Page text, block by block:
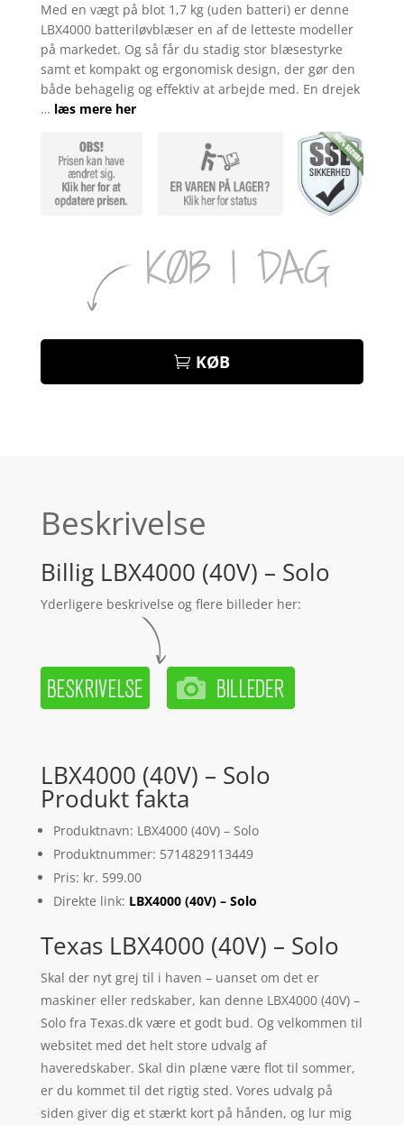
af 5
baseret på
kundebedøm
melser
Med en vægt på blot 1,7 kg (uden batteri) er denne
LBX4000 batteriløvblæser en af de letteste modeller
på markedet. Og så får du stadig stor blæsestyrke
samt et kompakt og ergonomisk design, der gør den
både behagelig og effektiv at arbejde med. En drejek
… læs mere her
KØB
Beskrivelse
Billig LBX4000 (40V) – Solo
Yderligere beskrivelse og flere billeder her:
LBX4000 (40V) – Solo
Produkt fakta
Produktnavn: LBX4000 (40V) – Solo
Produktnummer: 5714829113449
Pris: kr. 599.00
Direkte link: LBX4000 (40V) – Solo
Texas LBX4000 (40V) – Solo
Skal der nyt grej til i haven – uanset om det er
maskiner eller redskaber, kan denne LBX4000 (40V) –
Solo fra Texas.dk være et godt bud. Og velkommen til
websitet med det helt store udvalg af
haveredskaber. Skal din plæne være flot til sommer,
er du kommet til det rigtig sted. Vores udvalg på
siden giver dig et stærkt kort på hånden, og lur mig